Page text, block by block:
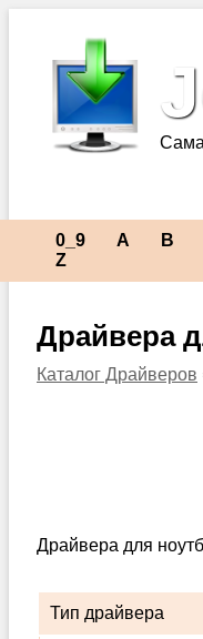
0_9 A B
Z
Драйвера
Каталог Драйверов
Драйвера для
Тип драйвера